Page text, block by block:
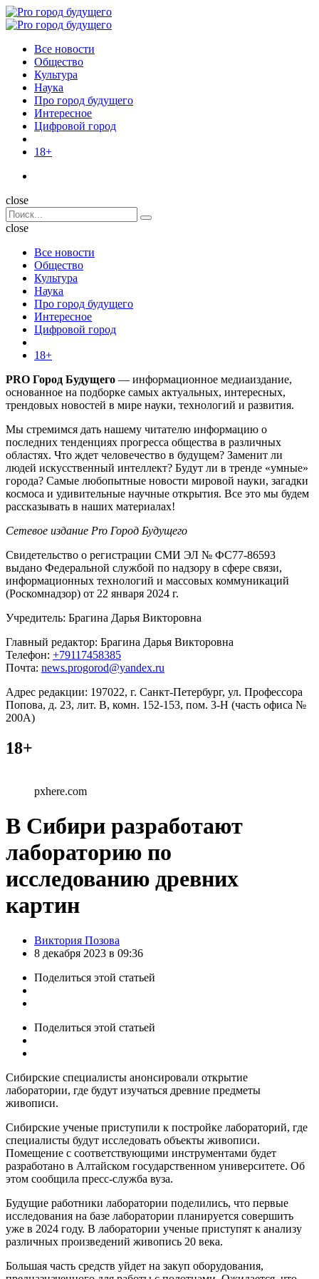
Menu
Поиск
Menu
Pro
Все новости
Общество
Культура
Наука
Про город будущего
Интересное
Цифровой город
18+
Поиск
close
Search
for:
Поиск
close
Все новости
Общество
Культура
Наука
Про город будущего
Интересное
Цифровой город
18+
PRO Город Будущего — информационное медиаиздание,
основанное на подборке самых актуальных, интересных,
трендовых новостей в мире науки, технологий и развития.
Мы стремимся дать нашему читателю информацию о
последних тенденциях прогресса общества в различных
областях. Что ждет человечество в будущем? Заменит ли
людей искусственный интеллект? Будут ли в тренде «умные»
города? Самые любопытные новости мировой науки, загадки
космоса и удивительные научные открытия. Все это мы будем
рассказывать в наших материалах!
Сетевое издание Pro Город Будущего
Свидетельство о регистрации СМИ ЭЛ № ФС77-86593
выдано Федеральной службой по надзору в сфере связи,
информационных технологий и массовых коммуникаций
(Роскомнадзор) от 22 января 2024 г.
Учредитель: Брагина Дарья Викторовна
Главный редактор: Брагина Дарья Викторовна
Телефон: +79117458385
Почта: news.progorod@yandex.ru
Адрес редакции: 197022, г. Санкт-Петербург, ул. Профессора
Попова, д. 23, лит. В, комн. 152-153, пом. 3-Н (часть офиса №
200А)
18+
pxhere.com
В Сибири разработают
лабораторию по
исследованию древних
картин
Posted
by
Виктория Позова
8 декабря 2023 в 09:36
Поделиться этой статьей
Поделиться этой статьей
Сибирские специалисты анонсировали открытие
лаборатории, где будут изучаться древние предметы
живописи.
Сибирские ученые приступили к постройке лабораторий, где
специалисты будут исследовать объекты живописи.
Помещение с соответствующими инструментами будет
разработано в Алтайском государственном университете. Об
этом сообщила пресс-служба вуза.
Будущие работники лаборатории поделились, что первые
исследования на базе лаборатории планируется совершить
уже в 2024 году. В лаборатории ученые приступят к анализу
различных произведений живопись 20 века.
Большая часть средств уйдет на закуп оборудования,